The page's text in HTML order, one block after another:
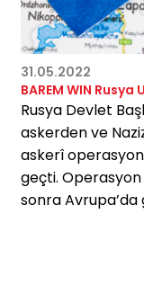
31.05.2022
BAREM WIN
Rusya Devlet
askerden ve
askerî
geçti. Operasyon
sonra Avrupa’da